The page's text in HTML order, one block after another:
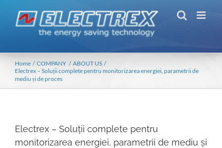
content
Home COMPANY
ABOUT US
Electrex – Soluții complete pentru monitorizarea energiei, parametrii de
mediu și de proces
Electrex – Soluții complete pentru
monitorizarea energiei, parametrii de mediu și